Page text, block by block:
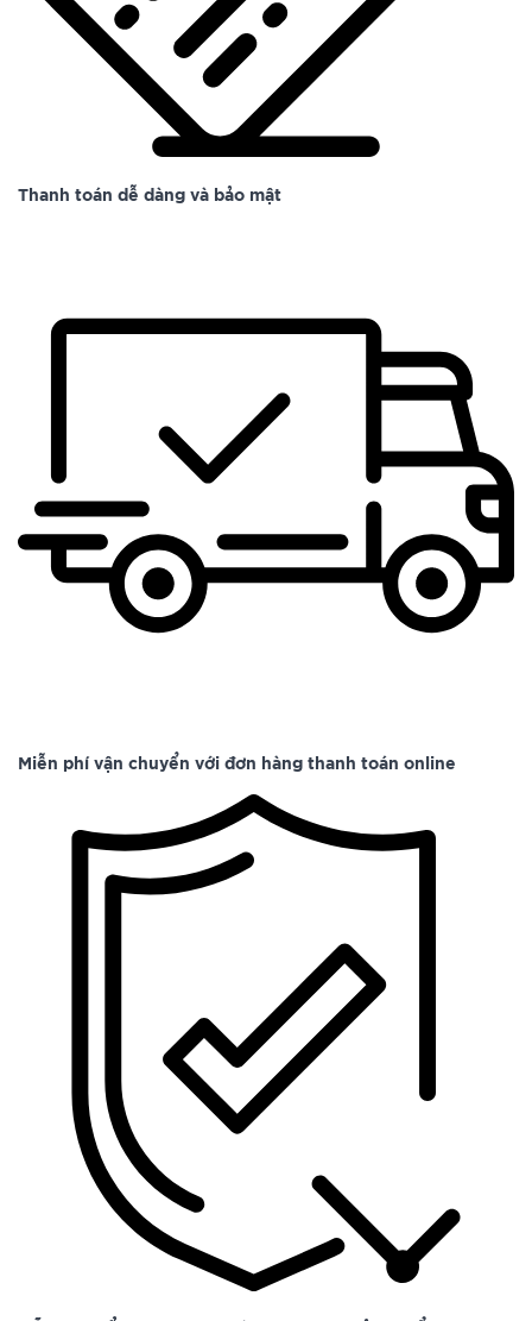
Thanh toán dễ dàng và bảo mật
Miễn phí vận chuyển với đơn hàng thanh toán online